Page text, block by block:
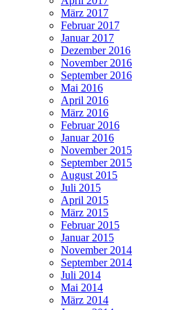
März 2017
Februar 2017
Januar 2017
Dezember 2016
November 2016
September 2016
Mai 2016
April 2016
März 2016
Februar 2016
Januar 2016
November 2015
September 2015
August 2015
Juli 2015
April 2015
März 2015
Februar 2015
Januar 2015
November 2014
September 2014
Juli 2014
Mai 2014
März 2014